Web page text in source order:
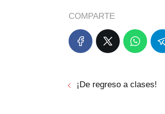
COMPARTE
¡De regreso a clases!